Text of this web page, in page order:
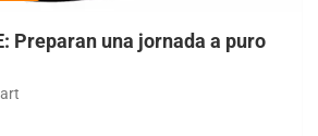
Preparan una jornada a puro